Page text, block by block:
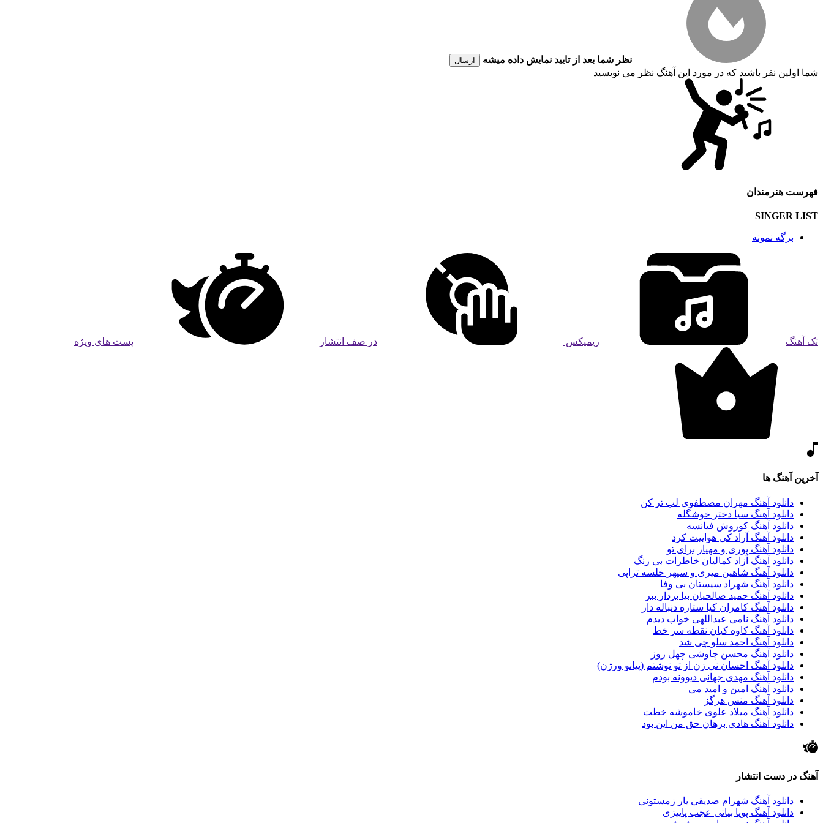
نظر شما بعد از تایید نمایش داده میشه ارسال
شما اولین نفر باشید که در مورد این آهنگ نظر می نویسید
فهرست هنرمندان
SINGER LIST
برگه نمونه
تک آهنگ ریمیکس در صف انتشار پست های ویژه
آخرین آهنگ ها
دانلود آهنگ مهران مصطفوی لب تر کن
دانلود آهنگ سیا دختر خوشگله
دانلود آهنگ کوروش فیانسه
دانلود آهنگ آراد کی هواییت کرد
دانلود آهنگ پوری و مهیار برای تو
دانلود آهنگ آزاد کمالیان خاطرات بی رنگ
دانلود آهنگ شاهین میری و سپهر خلسه تراپی
دانلود آهنگ شهراد سیستان بی وفا
دانلود آهنگ حمید صالحیان بیا بردار ببر
دانلود آهنگ کامران کیا ستاره دنباله دار
دانلود آهنگ نامی عبداللهی خواب دیدم
دانلود آهنگ کاوه کیان نقطه سر خط
دانلود آهنگ احمد سلو چی شد
دانلود آهنگ محسن چاوشی چهل روز
دانلود آهنگ احسان نی زن از تو نوشتم (پیانو ورژن)
دانلود آهنگ مهدی جهانی دیوونه بودم
دانلود آهنگ امین و امید می
دانلود آهنگ منس هرگز
دانلود آهنگ میلاد علوی خاموشه خطت
دانلود آهنگ هادی برهان حق من این بود
آهنگ در دست انتشار
دانلود آهنگ شهرام صدیقی یار زمستونی
دانلود آهنگ پویا بیاتی عجب پاییزی